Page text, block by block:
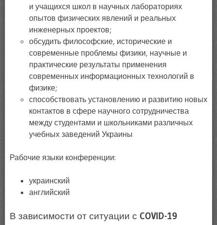
и учащихся школ в научных лабораториях
опытов физических явлений и реальных
инженерных проектов;
обсудить философские, исторические и
современные проблемы физики, научные и
практические результаты применения
современных информационных технологий в
физике;
способствовать установлению и развитию новых
контактов в сфере научного сотрудничества
между студентами и школьниками различных
учебных заведений Украины
Рабочие языки конференции:
украинский
английский
В зависимости от ситуации с COVID-19